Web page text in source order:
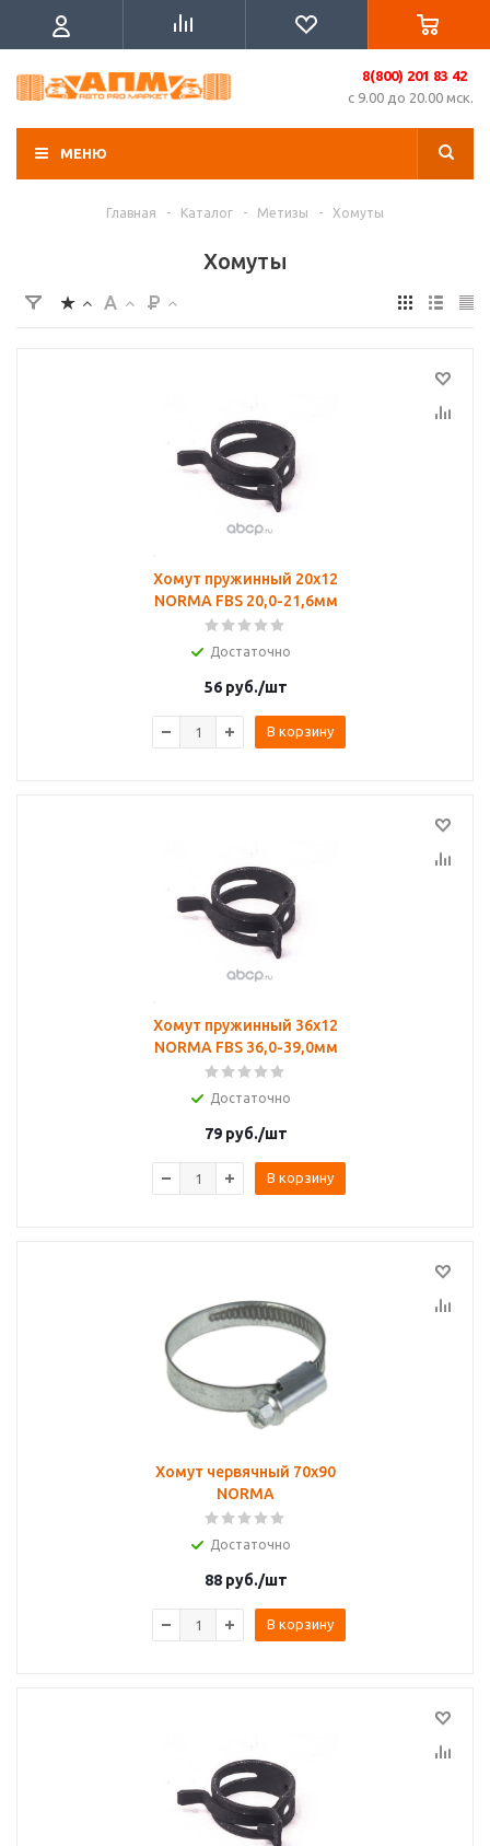
8(800) 201 83 42
с 9.00 до 20.00 мск.
МЕНЮ
Главная - Каталог - Метизы - Хомуты
Хомуты
Хомут пружинный 20х12
NORMA FBS 20,0-21,6мм
Достаточно
56руб./шт
В корзину
Хомут пружинный 36х12
NORMA FBS 36,0-39,0мм
Достаточно
79руб./шт
В корзину
Хомут червячный 70х90
NORMA
Достаточно
88руб./шт
В корзину